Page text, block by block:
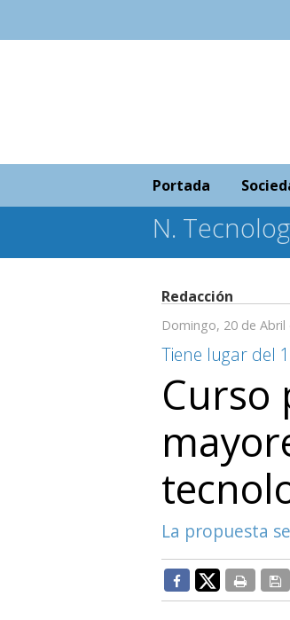
Portada
N.
Redacción
Domingo, 20 de Abril
Tiene lugar del
Curso
La propuesta